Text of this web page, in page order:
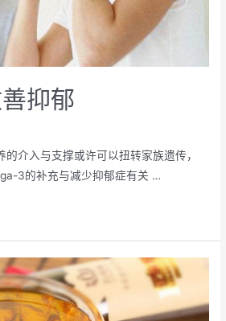
抑郁
介入与支撑或许可以扭转家族遗传，
3的补充与减少抑郁症有关 …